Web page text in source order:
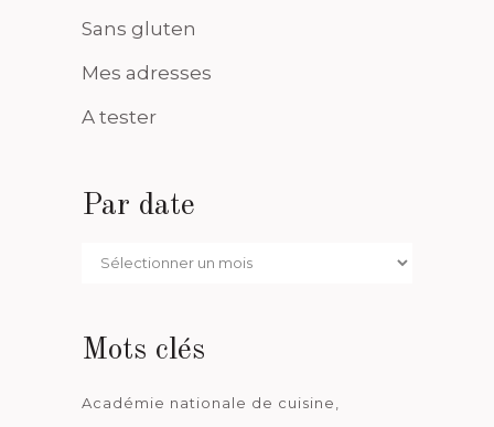
Sans gluten
Mes adresses
A tester
Par date
Par
Mots clés
Académie nationale de cuisine